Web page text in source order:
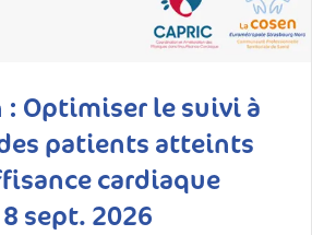
: Optimiser le suivi à
patients atteints
cardiaque
sept. 2026